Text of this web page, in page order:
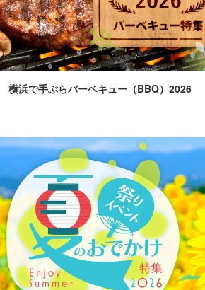
横浜で手ぶらバーベキュー（BBQ）2026